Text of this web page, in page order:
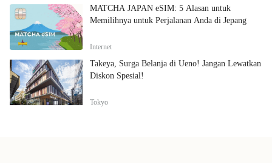
MATCHA JAPAN eSIM: 5 Alasan untuk
Memilihnya untuk Perjalanan Anda di Jepang
Internet
Takeya, Surga Belanja di Ueno! Jangan Lewatkan
Diskon Spesial!
Tokyo